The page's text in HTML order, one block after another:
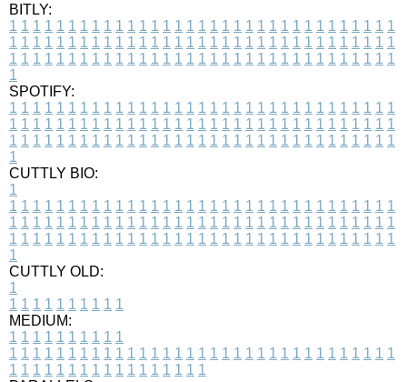
BITLY:
1 1 1 1 1 1 1 1 1 1 1 1 1 1 1 1 1 1 1 1 1 1 1 1 1 1 1 1 1 1 1 1 1
1 1 1 1 1 1 1 1 1 1 1 1 1 1 1 1 1 1 1 1 1 1 1 1 1 1 1 1 1 1 1 1 1
1 1 1 1 1 1 1 1 1 1 1 1 1 1 1 1 1 1 1 1 1 1 1 1 1 1 1 1 1 1 1 1 1
1
SPOTIFY:
1 1 1 1 1 1 1 1 1 1 1 1 1 1 1 1 1 1 1 1 1 1 1 1 1 1 1 1 1 1 1 1 1
1 1 1 1 1 1 1 1 1 1 1 1 1 1 1 1 1 1 1 1 1 1 1 1 1 1 1 1 1 1 1 1 1
1 1 1 1 1 1 1 1 1 1 1 1 1 1 1 1 1 1 1 1 1 1 1 1 1 1 1 1 1 1 1 1 1
1
CUTTLY BIO:
1
1 1 1 1 1 1 1 1 1 1 1 1 1 1 1 1 1 1 1 1 1 1 1 1 1 1 1 1 1 1 1 1 1
1 1 1 1 1 1 1 1 1 1 1 1 1 1 1 1 1 1 1 1 1 1 1 1 1 1 1 1 1 1 1 1 1
1 1 1 1 1 1 1 1 1 1 1 1 1 1 1 1 1 1 1 1 1 1 1 1 1 1 1 1 1 1 1 1 1
1
CUTTLY OLD:
1
1 1 1 1 1 1 1 1 1 1
MEDIUM:
1 1 1 1 1 1 1 1 1 1
1 1 1 1 1 1 1 1 1 1 1 1 1 1 1 1 1 1 1 1 1 1 1 1 1 1 1 1 1 1 1 1 1
1 1 1 1 1 1 1 1 1 1 1 1 1 1 1 1 1